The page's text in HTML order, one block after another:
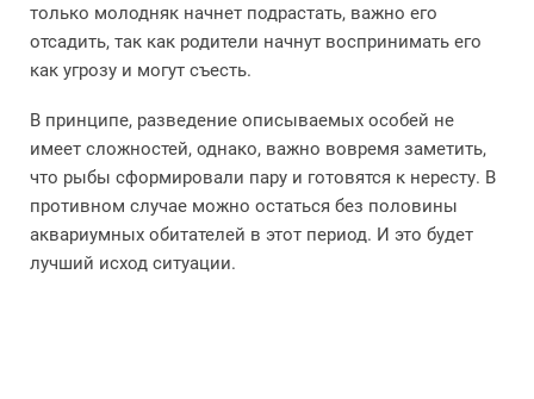
только молодняк начнет подрастать, важно его
отсадить, так как родители начнут воспринимать его
как угрозу и могут съесть.
В принципе, разведение описываемых особей не
имеет сложностей, однако, важно вовремя заметить,
что рыбы сформировали пару и готовятся к нересту. В
противном случае можно остаться без половины
аквариумных обитателей в этот период. И это будет
лучший исход ситуации.